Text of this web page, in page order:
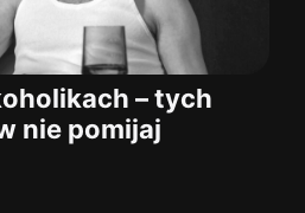
– tych
nie pomijaj